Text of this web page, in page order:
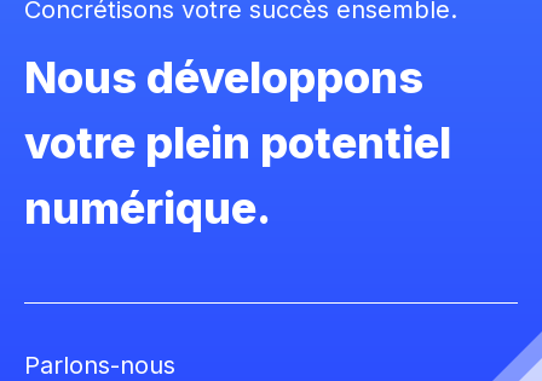
Concrétisons votre succès ensemble.
Nous développons
votre plein potentiel
numérique.
Parlons-nous